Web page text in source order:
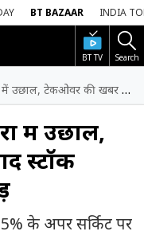
BT BAZAAR INDIA
BT TV Search
खबर के बाद स्टॉक खरीदने के लिए लगी होड़
में उछाल,
स्टॉक
के अपर सर्किट पर